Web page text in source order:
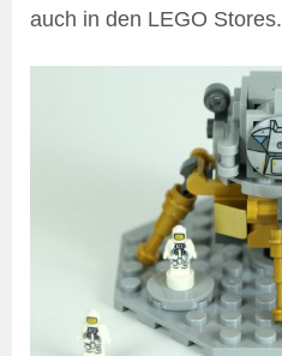
auch in den LEGO Stores.